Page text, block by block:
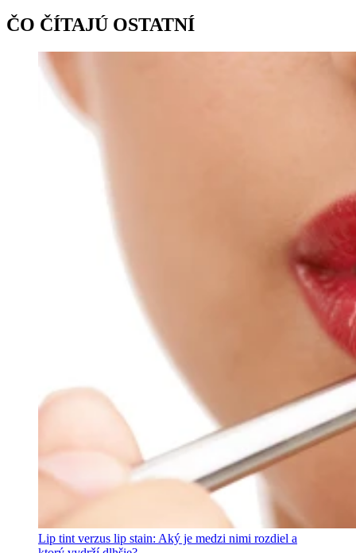
ČO ČÍTAJÚ OSTATNÍ
Lip tint verzus lip stain: Aký je medzi nimi rozdiel a